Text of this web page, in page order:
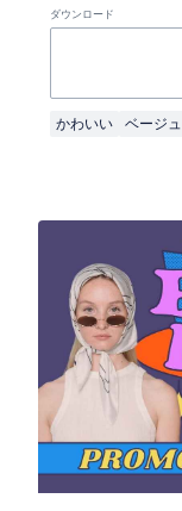
ダウンロード
かわいい ベージュ